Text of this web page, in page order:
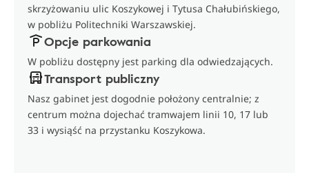
skrzyżowaniu ulic Koszykowej i Tytusa Chałubińskiego,
w pobliżu Politechniki Warszawskiej.
Opcje parkowania
W pobliżu dostępny jest parking dla odwiedzających.
Transport publiczny
Nasz gabinet jest dogodnie położony centralnie; z
centrum można dojechać tramwajem linii 10, 17 lub
33 i wysiąść na przystanku Koszykowa.